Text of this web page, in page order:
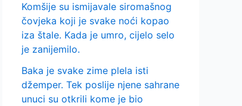
Komšije su ismijavale siromašnog
čovjeka koji je svake noći kopao
iza štale. Kada je umro, cijelo selo
je zanijemilo.
Baka je svake zime plela isti
džemper. Tek poslije njene sahrane
unuci su otkrili kome je bio